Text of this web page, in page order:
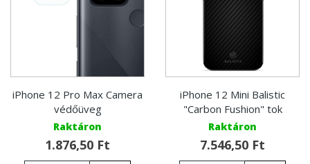
iPhone 12 Pro Max Camera
védőüveg
Raktáron
1.876,50 Ft
iPhone 12 Mini Balistic
"Carbon Fushion" tok
Raktáron
7.546,50 Ft